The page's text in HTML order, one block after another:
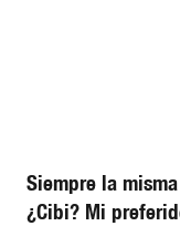
Siempre la
¿Cibi? Mi